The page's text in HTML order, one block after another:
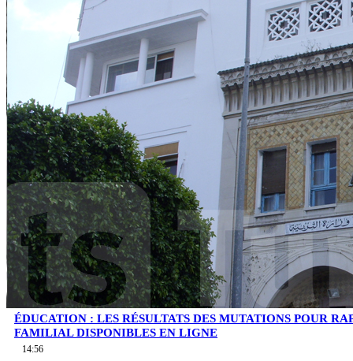
ÉDUCATION : LES RÉSULTATS DES MUTATIONS POUR
FAMILIAL DISPONIBLES EN LIGNE
14:56